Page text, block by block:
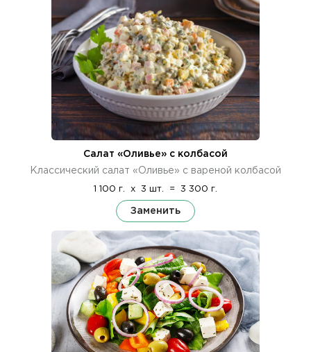
Салат «Оливье» с колбасой
Классический салат «Оливье» с вареной колбасой
1 100 г. x 3 шт. = 3 300 г.
Заменить